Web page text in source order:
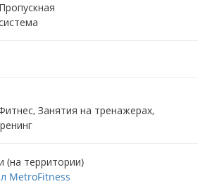
Пропускная
Занятия на тренажерах
(на территории)
MetroFitness